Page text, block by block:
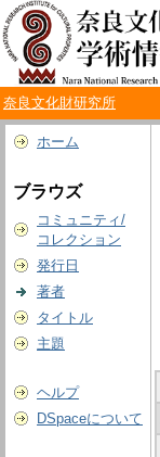
奈良文化財研究所
ホーム
ブラウズ
コミュニティ/
コレクション
発行日
著者
タイトル
主題
ヘルプ
DSpaceについて